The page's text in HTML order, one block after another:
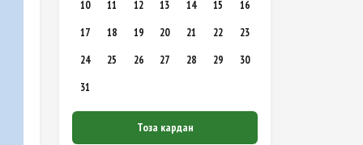
10
11 12 13 14 15
16
17
18 19 20 21 22
23
24
25 26 27 28 29
30
31
Тоза кардан